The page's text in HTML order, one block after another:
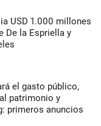
USD 1.000 millones
De la Espriella y
el gasto público,
patrimonio y
primeros anuncios